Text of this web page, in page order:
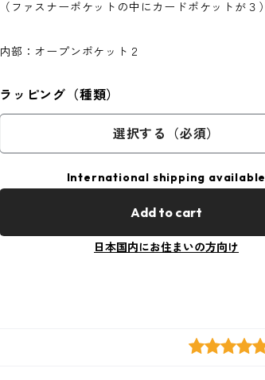
（ファスナーポケットの中にカードポケットが３）
内部：オープンポケット２
ラッピング（種類）
選択する（必須）
International shipping available
Add to cart
日本国内にお住まいの方向け